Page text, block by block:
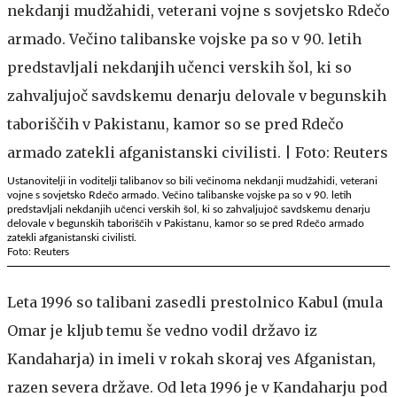
Ustanovitelji in voditelji talibanov so bili večinoma nekdanji mudžahidi, veterani
vojne s sovjetsko Rdečo armado. Večino talibanske vojske pa so v 90. letih
predstavljali nekdanjih učenci verskih šol, ki so zahvaljujoč savdskemu denarju
delovale v begunskih taboriščih v Pakistanu, kamor so se pred Rdečo armado
zatekli afganistanski civilisti.
Foto: Reuters
Leta 1996 so talibani zasedli prestolnico Kabul (mula
Omar je kljub temu še vedno vodil državo iz
Kandaharja) in imeli v rokah skoraj ves Afganistan,
razen severa države. Od leta 1996 je v Kandaharju pod